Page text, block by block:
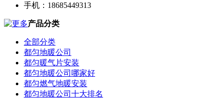
手机：18685449313
产品分类
全部分类
都匀地暖公司
都匀暖气片安装
都匀地暖公司哪家好
都匀燃气地暖安装
都匀地暖公司十大排名